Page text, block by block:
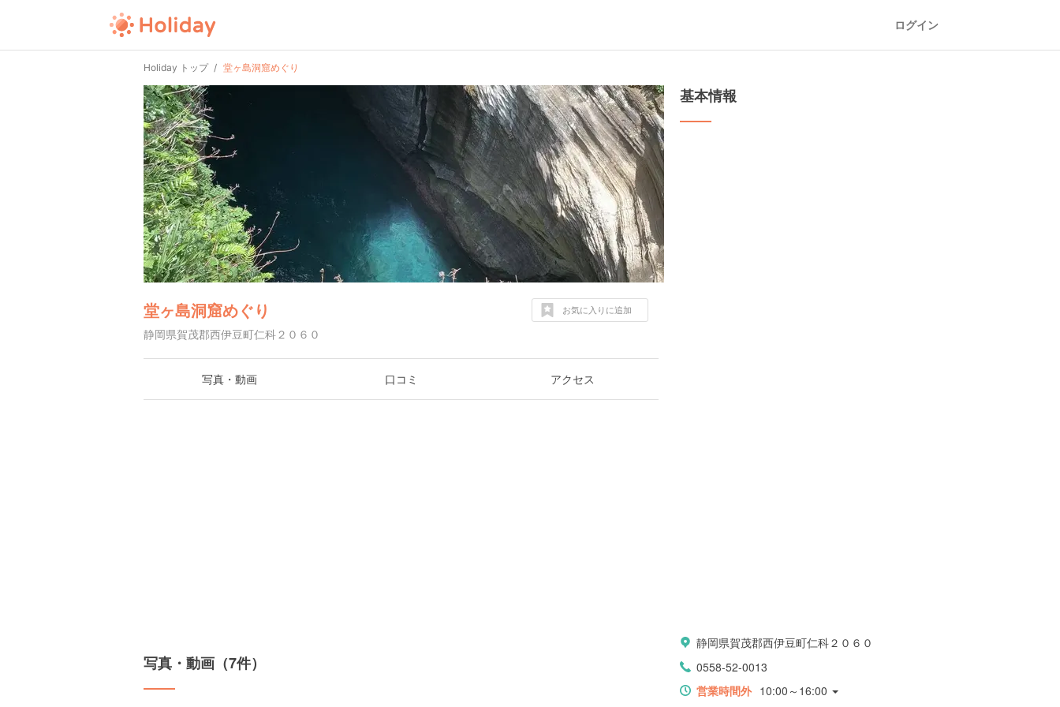
ログイン
Holiday トップ 堂ヶ島洞窟めぐり
堂ヶ島洞窟めぐり
静岡県賀茂郡西伊豆町仁科２０６０
お気に入りに追加
写真・動画 口コミ アクセス
写真・動画（7件）
基本情報
静岡県賀茂郡西伊豆町仁科２０６０
0558-52-0013
営業時間外 10:00～16:00